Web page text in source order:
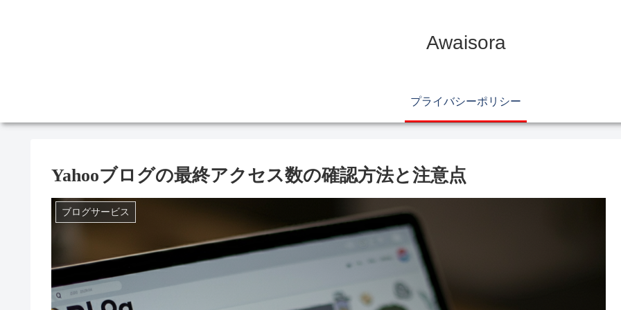
Awaisora
プライバシーポリシー
Yahooブログの最終アクセス数の確認方法と注意点
ブログサービス